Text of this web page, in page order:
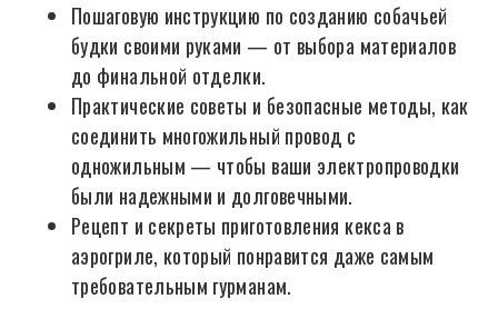
Пошаговую инструкцию по созданию собачьей
будки своими руками — от выбора материалов
до финальной отделки.
Практические советы и безопасные методы, как
соединить многожильный провод с
одножильным — чтобы ваши электропроводки
были надежными и долговечными.
Рецепт и секреты приготовления кекса в
аэрогриле, который понравится даже самым
требовательным гурманам.